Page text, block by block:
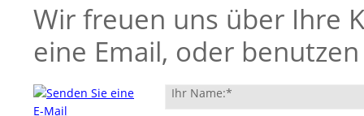
Wir freuen uns über Ihre
eine Email, oder
Ihr Name:*